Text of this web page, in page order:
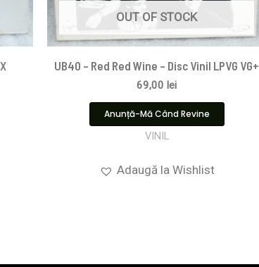
OUT OF STOCK
UB40 – Red Red Wine – Disc Vinil LPVG VG+
69,00 lei
Anunță-Mă Când Revine
VINIL
Adaugă la Wishlist